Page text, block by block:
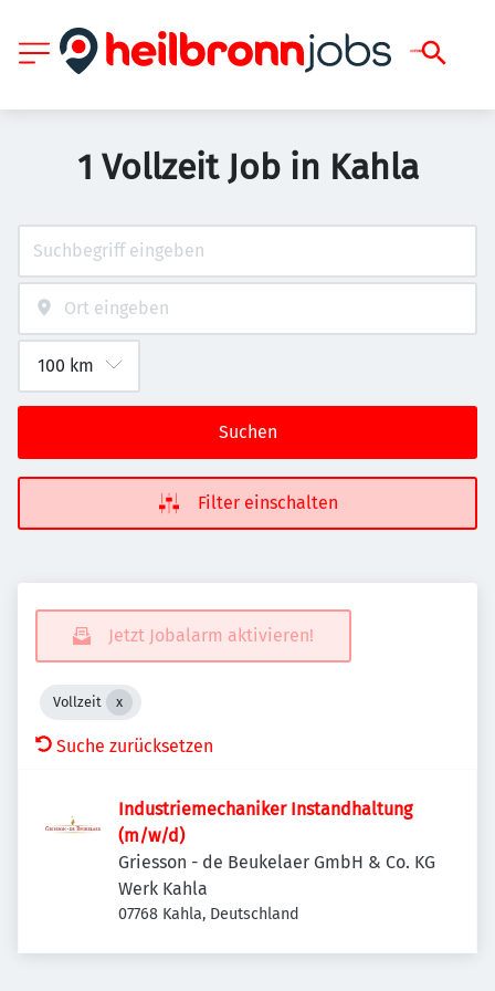
1 Vollzeit Job in Kahla
Suchen
Filter einschalten
Jetzt Jobalarm aktivieren!
Vollzeit
Suche zurücksetzen
Industriemechaniker Instandhaltung
(m/w/d)
Griesson - de Beukelaer GmbH & Co. KG
Werk Kahla
07768 Kahla, Deutschland